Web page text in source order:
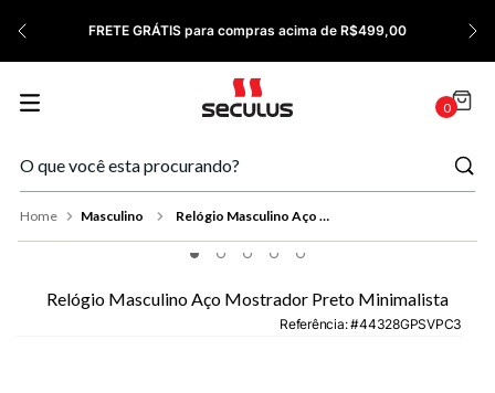
FRETE GRÁTIS para compras acima de R$499,00
0
Masculino Relógio Masculino Aço Mostrador Preto Minimalista
Relógio Masculino Aço Mostrador Preto Minimalista
Referência: 44328GPSVPC3
9º